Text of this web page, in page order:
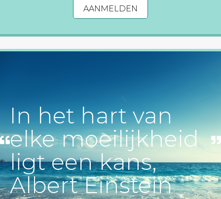
AANMELDEN
In het hart van
elke moeilijkheid
ligt een kans,
Albert Einstein